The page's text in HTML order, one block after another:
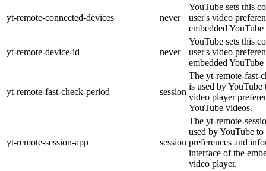
yt-remote-connected-devices never
YouTube sets this
user's video
embedded
yt-remote-device-id never
YouTube sets this
user's video
embedded
yt-remote-fast-check-period session
The yt-remote-fast-
is used by YouTube
video player
YouTube videos.
yt-remote-session-app session
The yt-remote-
used by YouTube to
preferences and
interface of the
video player.